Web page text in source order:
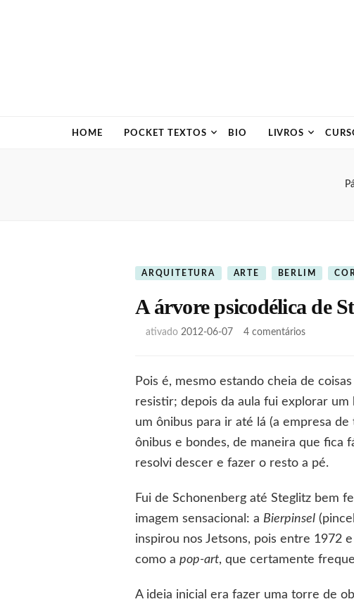
HOME POCKET TEXTOS BIO LIVROS
ARQUITETURA ARTE BERLIM
A árvore psicodélica de
ativado 2012-06-07 4 comentáriosem
psicodélica
Steglitz
Pois é, mesmo estando cheia de
resistir; depois da aula fui explorar
um ônibus para ir até lá (a empresa
ônibus e bondes, de maneira que fica
resolvi descer e fazer o resto a pé.
Fui de Schonenberg até Steglitz bem
imagem sensacional: a Bierpinsel
inspirou nos Jetsons, pois entre 1972
como a pop-art, que certamente
A ideia inicial era fazer uma torre de